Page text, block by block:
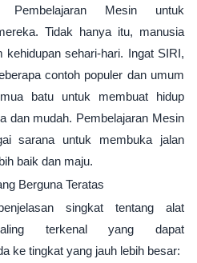
Pembelajaran Mesin untuk
Tidak hanya itu, manusia
kehidupan sehari-hari. Ingat SIRI,
contoh populer dan umum
batu untuk membuat hidup
dan mudah. Pembelajaran Mesin
sarana untuk membuka jalan
baik dan maju.
Berguna Teratas
singkat tentang alat
terkenal yang dapat
ke tingkat yang jauh lebih besar: